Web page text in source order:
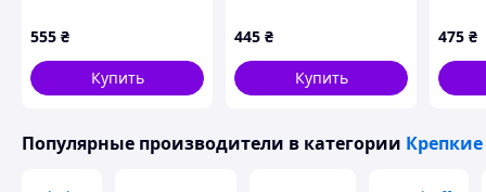
(4820273780180)
555 ₴
Купить
0.7 л 45%
(4820273780029)
445 ₴
Купить
л 45%
475 ₴
Популярные производители в категории